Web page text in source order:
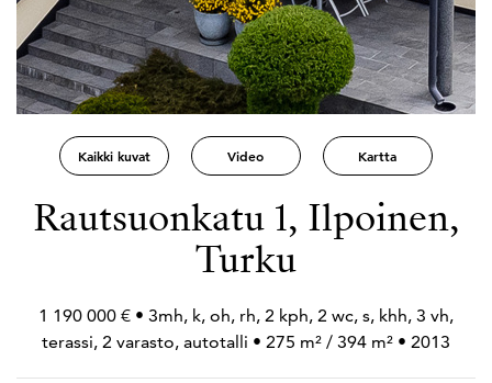
Kaikki kuvat Video Kartta
Rautsuonkatu 1, Ilpoinen,
Turku
1 190 000 € • 3mh, k, oh, rh, 2 kph, 2 wc, s, khh, 3 vh,
terassi, 2 varasto, autotalli • 275 m² / 394 m² • 2013